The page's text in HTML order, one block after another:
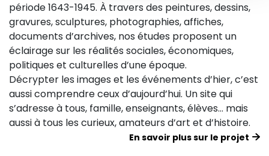
période 1643-1945. À travers des peintures, dessins,
gravures, sculptures, photographies, affiches,
documents d’archives, nos études proposent un
éclairage sur les réalités sociales, économiques,
politiques et culturelles d’une époque.
Décrypter les images et les événements d’hier, c’est
aussi comprendre ceux d’aujourd’hui. Un site qui
s’adresse à tous, famille, enseignants, élèves… mais
aussi à tous les curieux, amateurs d’art et d’histoire.
En savoir plus sur le projet